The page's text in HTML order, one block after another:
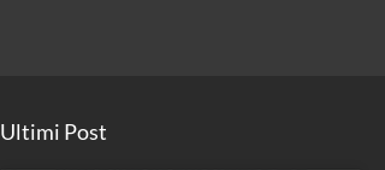
Ultimi Post